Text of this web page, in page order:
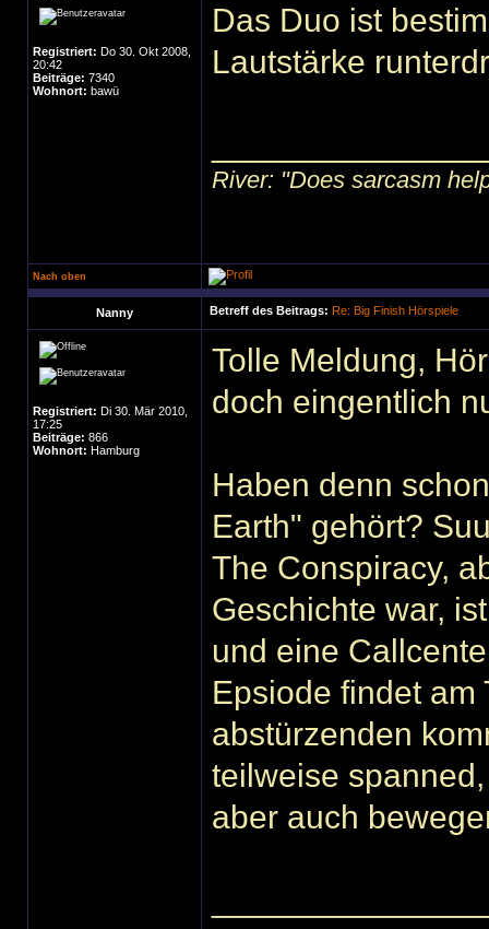
Registriert: Do 30. Okt 2008,
20:42
Beiträge: 7340
Wohnort: bawü
Das Duo ist
Lautstärke
River: "Does sarcasm
Nach oben
Nanny Betreff des Beitrags: Re: Big Finish Hörspiele
Registriert: Di 30. Mär 2010,
17:25
Beiträge: 866
Wohnort: Hamburg
Tolle Meldung,
doch eingentlich
Haben denn
Earth" gehört?
The Conspiracy,
Geschichte war,
und eine
Epsiode findet am
abstürzenden
teilweise
aber auch